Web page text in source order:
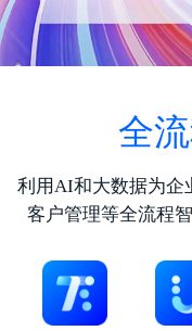
全
利用AI和大数据为企
客户管理等全流程